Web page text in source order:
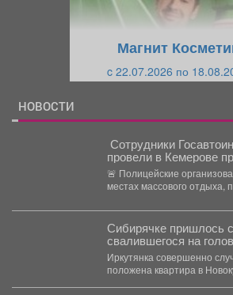
Магнит
c 22.07.2026 по
НОВОСТИ
Сотрудники
провели в Кемерове
рейд для юных
и самокатов
🚨 Полицейские
местах массового отдыха,
Сибирячке пришлось
свалившегося на
Кузбассе
Иркутянка совершенно
положена квартира в